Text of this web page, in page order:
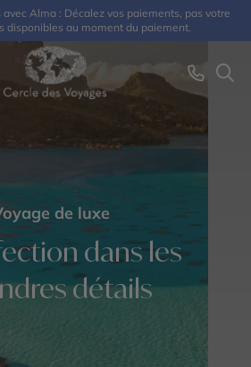
Alma : Décalez vos paiements, pas votre
disponibles au moment du paiement.
de luxe
dans les
détails